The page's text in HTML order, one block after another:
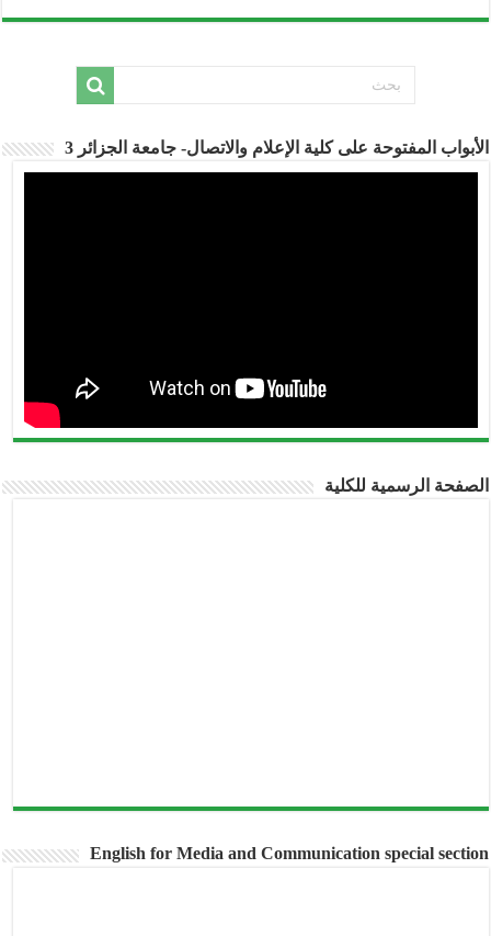
الأبواب المفتوحة على كلية الإعلام والاتصال- جامعة الجزائر 3
الصفحة الرسمية للكلية
English for Media and Communication special section